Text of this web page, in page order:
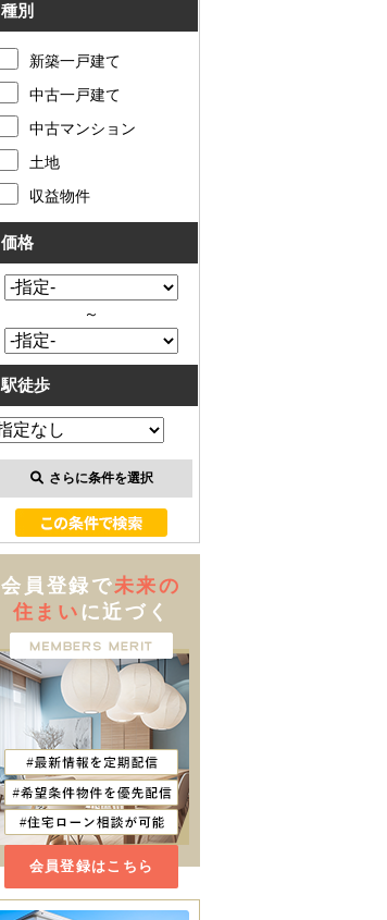
種別
新築一戸建て
中古一戸建て
中古マンション
土地
収益物件
価格
～
駅徒歩
さらに条件を選択
会員登録で未来の
住まい に近づく
会員登録はこちら